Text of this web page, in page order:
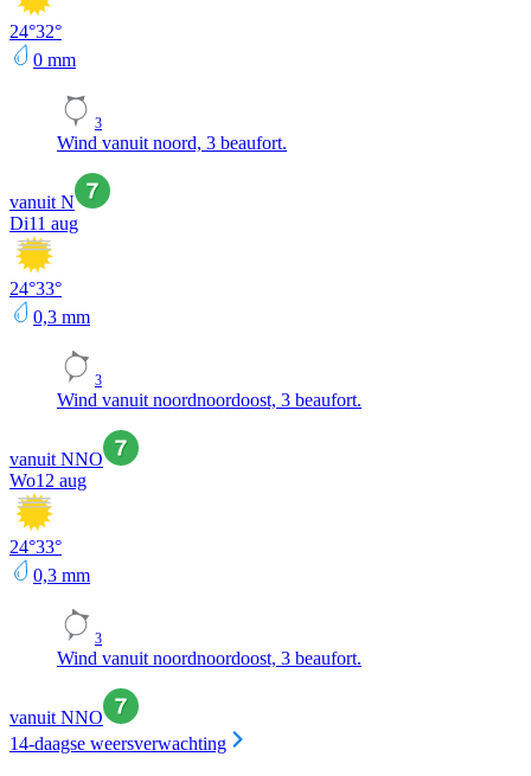
24°32°
0 mm
3
Wind vanuit noord, 3 beaufort.
vanuit N
Di11 aug
24°33°
0,3 mm
3
Wind vanuit noordnoordoost, 3 beaufort.
vanuit NNO
Wo12 aug
24°33°
0,3 mm
3
Wind vanuit noordnoordoost, 3 beaufort.
vanuit NNO
14-daagse weersverwachting